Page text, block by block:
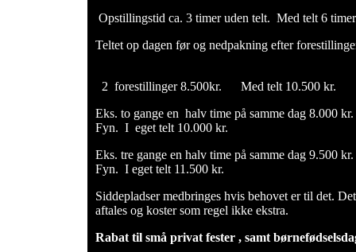
Opstillingstid ca. 3 timer uden telt. Med telt 6
Teltet op dagen før og nedpakning efter
2 forestillinger 8.500kr. Med telt 10.500 kr.
Eks. to gange en halv time på samme dag 8.000 kr.
Fyn. I eget telt 10.000 kr.
Eks. tre gange en halv time på samme dag 9.500 kr.
Fyn. I eget telt 11.500 kr.
Siddepladser medbringes hvis behovet er til det. Det
aftales og koster som regel ikke ekstra.
Rabat til små privat fester , samt